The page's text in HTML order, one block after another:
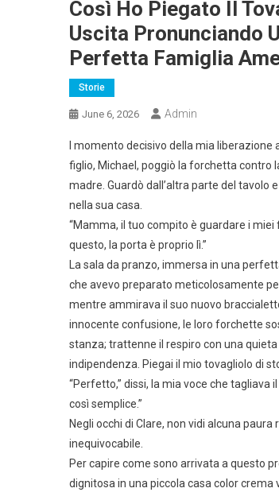
Così Ho Piegato Il
Uscita Pronunciando
Perfetta Famiglia
Storie
June 6, 2026 Admin
l momento decisivo della mia
figlio, Michael, poggiò la forchetta contro
madre. Guardò dall’altra parte del tavolo
nella sua casa.
“Mamma, il tuo compito è guardare i
questo, la porta è proprio lì.”
La sala da pranzo, immersa in una
che avevo preparato meticolosamente
mentre ammirava il suo nuovo
innocente confusione, le loro forchette
stanza; trattenne il respiro con una
indipendenza. Piegai il mio tovagliolo di
“Perfetto,” dissi, la mia voce che tagliava
così semplice.”
Negli occhi di Clare, non vidi alcuna
inequivocabile.
Per capire come sono arrivata a questo
dignitosa in una piccola casa color crema